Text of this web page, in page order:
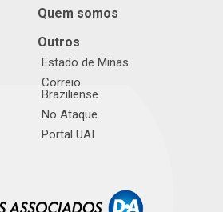
Quem somos
Outros
Estado de Minas
Correio
Braziliense
No Ataque
Portal UAI